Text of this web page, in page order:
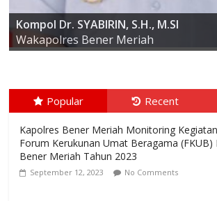
AKBP ARIS CAI DWI SUSANTO S.I.K.,
Kompol Dr. SYABIRIN, S.H., M.SI
Wakapolres Bener Meriah
Popular Recent
Kapolres Bener Meriah Monitoring
Forum Kerukunan Umat Beragama (FKUB)
Bener Meriah Tahun 2023
September 12, 2023 No Comments